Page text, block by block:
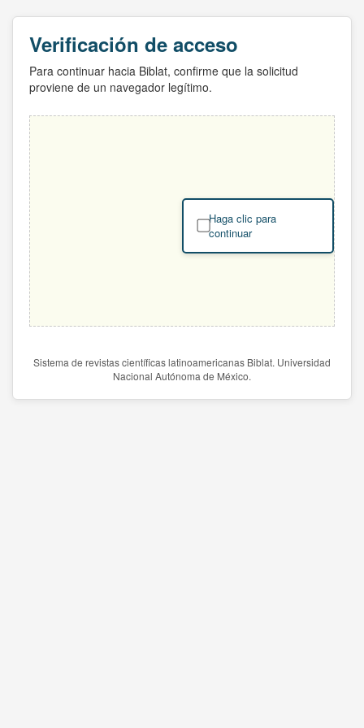
Verificación de acceso
Para continuar hacia Biblat, confirme que la solicitud
proviene de un navegador legítimo.
Haga clic para
continuar
Sistema de revistas científicas latinoamericanas Biblat. Universidad
Nacional Autónoma de México.